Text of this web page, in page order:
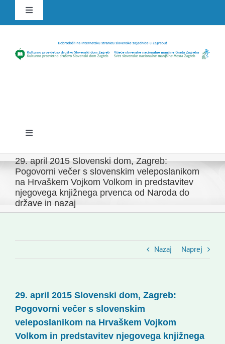
content
Toggle
Navigation
Toggle
Domov
Novice
Svet
Kontakti
Novi odmev – naše glasilo
29. april 2015 Slovenski dom, Zagreb:
Pogovorni večer s slovenskim veleposlanikom
na Hrvaškem Vojkom Volkom in predstavitev
njegovega knjižnega prvenca od Naroda do
države in nazaj
Nazaj Naprej
29. april 2015 Slovenski dom, Zagreb:
Pogovorni večer s slovenskim
veleposlanikom na Hrvaškem Vojkom
Volkom in predstavitev njegovega knjižnega